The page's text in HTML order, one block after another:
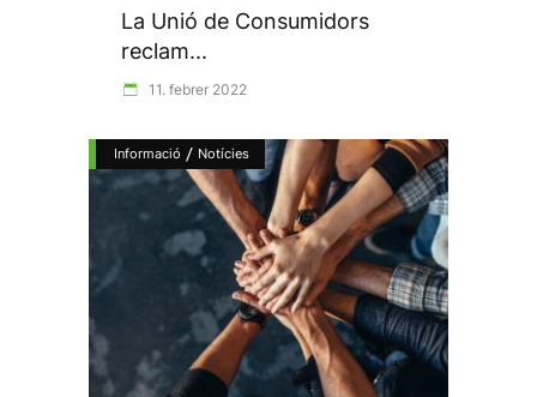
La Unió de Consumidors
reclam...
11. febrer 2022
Informació / Notícies